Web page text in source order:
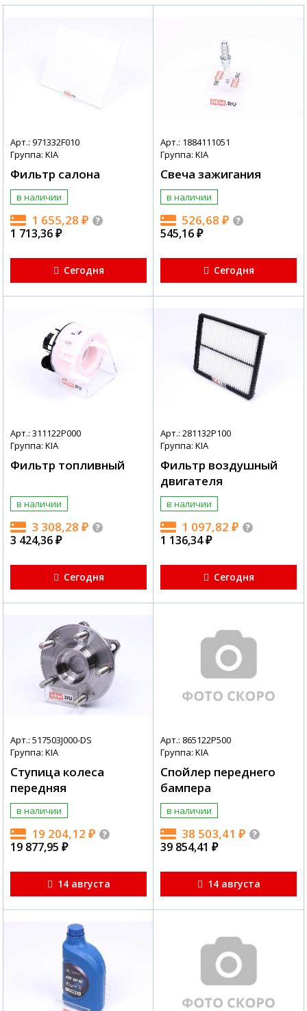
Арт.: 971332F010
Группа: KIA
Фильтр салона
в наличии
1 655,28 ₽
1 713,36₽
Сегодня
Арт.: 1884111051
Группа: KIA
Свеча зажигания
в наличии
526,68 ₽
545,16₽
Сегодня
Арт.: 311122P000
Группа: KIA
Фильтр топливный
в наличии
3 308,28 ₽
3 424,36₽
Сегодня
Арт.: 281132P100
Группа: KIA
Фильтр воздушный
двигателя
в наличии
1 097,82 ₽
1 136,34₽
Сегодня
Арт.: 517503J000-DS
Группа: KIA
Ступица колеса
передняя
в наличии
19 204,12 ₽
19 877,95 ₽
14 августа
Арт.: 865122P500
Группа: KIA
Спойлер переднего
бампера
в наличии
38 503,41 ₽
39 854,41 ₽
14 августа